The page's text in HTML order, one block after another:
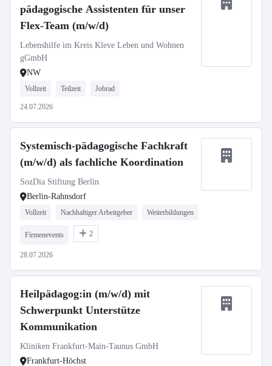
pädagogische Assistenten für unser
Flex-Team (m/w/d)
Lebenshilfe im Kreis Kleve Leben und Wohnen
gGmbH
NW
Vollzeit Teilzeit Jobrad
24.07.2026
Systemisch-pädagogische Fachkraft
(m/w/d) als fachliche Koordination
SozDia Stiftung Berlin
Berlin-Rahnsdorf
Vollzeit Nachhaltiger Arbeitgeber Weiterbildungen
Firmenevents 2
28.07.2026
Heilpädagog:in (m/w/d) mit
Schwerpunkt Unterstütze
Kommunikation
Kliniken Frankfurt-Main-Taunus GmbH
Frankfurt-Höchst